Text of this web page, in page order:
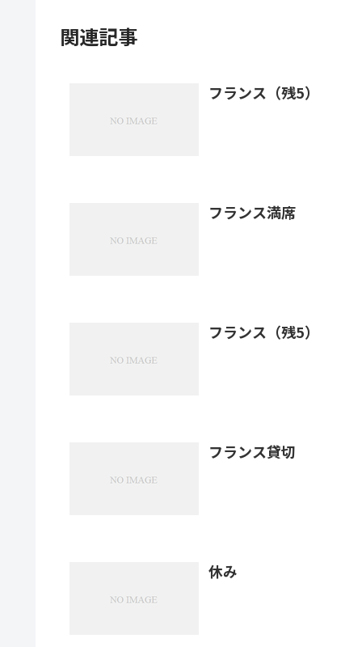
関連記事
フランス（残5）
フランス満席
フランス（残5）
フランス貸切
休み